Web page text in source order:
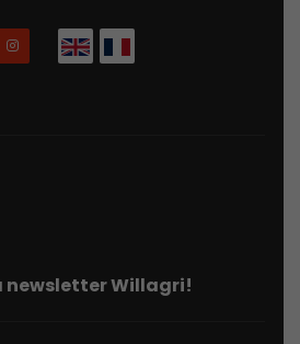
newsletter Willagri!